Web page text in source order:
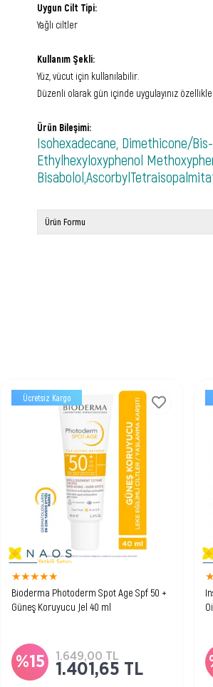
Uygun Cilt Tipi:
Yağlı ciltler
Kullanım Şekli:
Yüz, vücut için kullanılabilir.
Düzenli olarak gün içinde uygulayınız
Ürün Bileşimi:
Isohexadecane, Dimethicone/
Ethylhexyloxyphenol
Ürün Formu
★★★★★
Bioderma Photoderm Spot Age Spf 50 +
Güneş Koruyucu Jel 40 ml
%15 1.401,65 TL
1.649,00 TL
Ücretsiz Kargo
★